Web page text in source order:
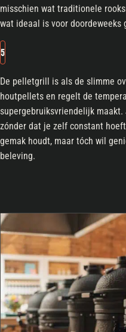
misschien wat traditionele
wat ideaal is voor doordeweeks
5
De pelletgrill is als de slimme
houtpellets en regelt de
supergebruiksvriendelijk
zónder dat je zelf constant
gemak houdt, maar tóch wil
beleving.